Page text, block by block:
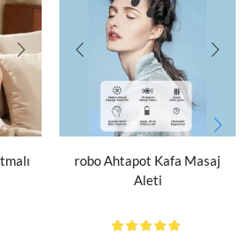
robo Ahtapot Kafa Masaj
Aleti